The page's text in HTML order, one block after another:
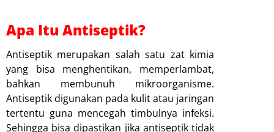
Apa Itu Antiseptik?
Antiseptik merupakan salah satu zat kimia
yang bisa menghentikan, memperlambat,
bahkan membunuh mikroorganisme.
Antiseptik digunakan pada kulit atau jaringan
tertentu guna mencegah timbulnya infeksi.
Sehingga bisa dipastikan jika antiseptik tidak